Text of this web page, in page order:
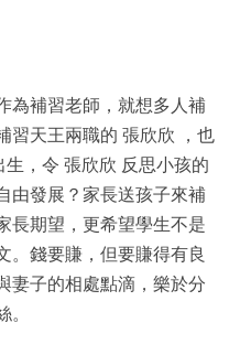
為補習老師，就想多人補
習天王兩職的 張欣欣 ，也
，令 張欣欣 反思小孩的
由發展？家長送孩子來補
長期望，更希望學生不是
。錢要賺，但要賺得有良
妻子的相處點滴，樂於分